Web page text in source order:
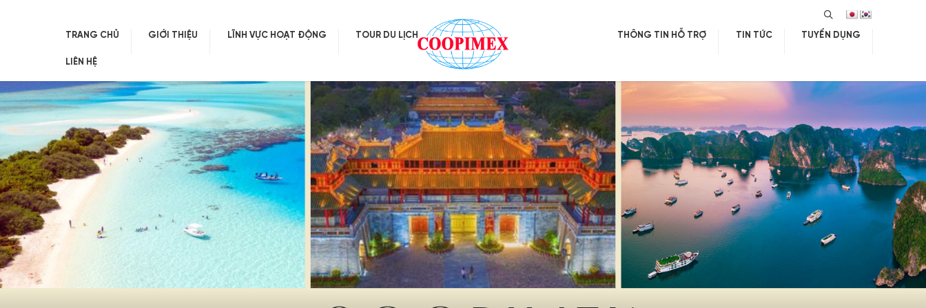
to
content
TRANG CHỦ GIỚI THIỆU LĨNH VỰC HOẠT ĐỘNG TOUR DU LỊCH THÔNG TIN HỖ TRỢ TIN TỨC TUYỂN DỤNG
LIÊN HỆ
SEARCH